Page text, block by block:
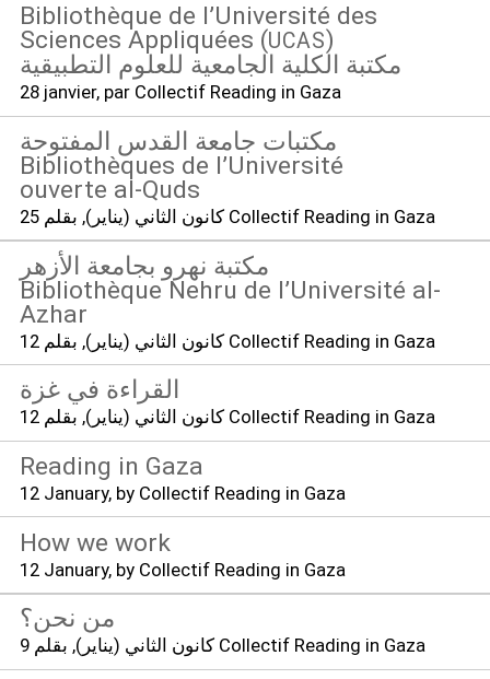
Bibliothèque de l’Université des
Sciences Appliquées (UCAS)
مكتبة الكلية الجامعية للعلوم التطبيقية
28 janvier, par Collectif Reading in Gaza
مكتبات جامعة القدس المفتوحة
Bibliothèques de l’Université
ouverte al-Quds
25 كانون الثاني (يناير), بقلم Collectif Reading in Gaza
مكتبة نهرو بجامعة الأزهر
Bibliothèque Nehru de l’Université al-
Azhar
12 كانون الثاني (يناير), بقلم Collectif Reading in Gaza
القراءة في غزة
12 كانون الثاني (يناير), بقلم Collectif Reading in Gaza
Reading in Gaza
12 January, by Collectif Reading in Gaza
How we work
12 January, by Collectif Reading in Gaza
من نحن؟
9 كانون الثاني (يناير), بقلم Collectif Reading in Gaza